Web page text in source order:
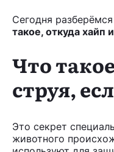
Сегодня
такое, откуда хайп
Что
струя,
Это секрет
животного